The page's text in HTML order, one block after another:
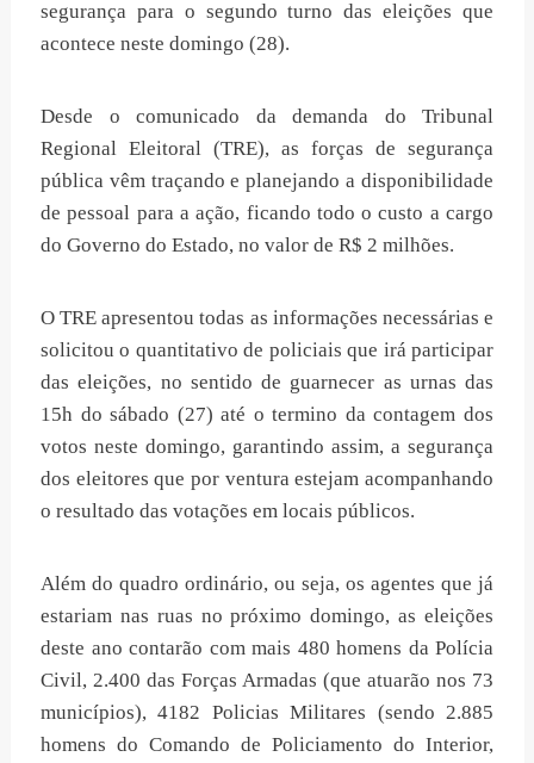
segurança para o segundo turno das eleições que
acontece neste domingo (28).
Desde o comunicado da demanda do Tribunal
Regional Eleitoral (TRE), as forças de segurança
pública vêm traçando e planejando a disponibilidade
de pessoal para a ação, ficando todo o custo a cargo
do Governo do Estado, no valor de R$ 2 milhões.
O TRE apresentou todas as informações necessárias e
solicitou o quantitativo de policiais que irá participar
das eleições, no sentido de guarnecer as urnas das
15h do sábado (27) até o termino da contagem dos
votos neste domingo, garantindo assim, a segurança
dos eleitores que por ventura estejam acompanhando
o resultado das votações em locais públicos.
Além do quadro ordinário, ou seja, os agentes que já
estariam nas ruas no próximo domingo, as eleições
deste ano contarão com mais 480 homens da Polícia
Civil, 2.400 das Forças Armadas (que atuarão nos 73
municípios), 4182 Policias Militares (sendo 2.885
homens do Comando de Policiamento do Interior,